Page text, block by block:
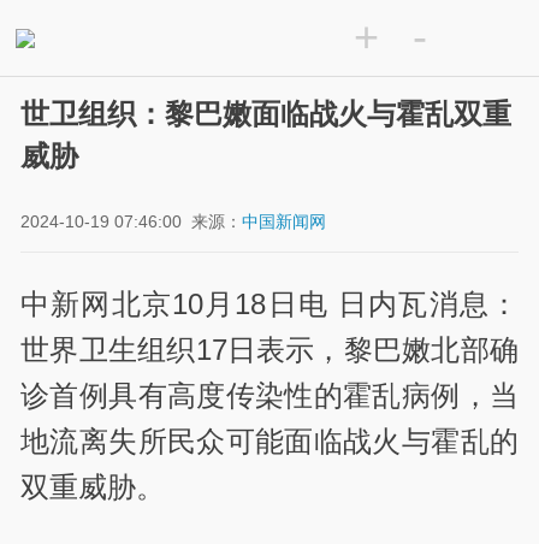
+ -
世卫组织：黎巴嫩面临战火与霍乱双重
威胁
2024-10-19 07:46:00 来源：中国新闻网
中新网北京10月18日电 日内瓦消息：
世界卫生组织17日表示，黎巴嫩北部确
诊首例具有高度传染性的霍乱病例，当
地流离失所民众可能面临战火与霍乱的
双重威胁。